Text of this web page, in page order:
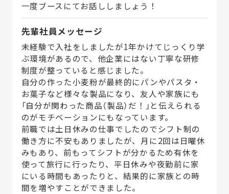
一度ブースにてお話ししましょう！
先輩社員メッセージ
未経験で入社をしましたが1年かけてじっくり学
ぶ環境があるので、他企業にはない丁寧な研修
制度が整っていると感じました。
自分の作った小麦粉が最終的にパンやパスタ・
お菓子など様々な製品になり、友人や家族にも
「自分が関わった商品（製品）だ！」と伝えられる
のがモチベーションにもなっています。
前職では土日休みの仕事でしたのでシフト制の
働き方に不安もありましたが、月に2回は日曜休
みもあり、前もってシフトが分かるため有休を
使って旅行に行ったり、平日休みや夜勤前に家
にいる時間もあったりと、結果的に家族との時
間を増やすことができました。